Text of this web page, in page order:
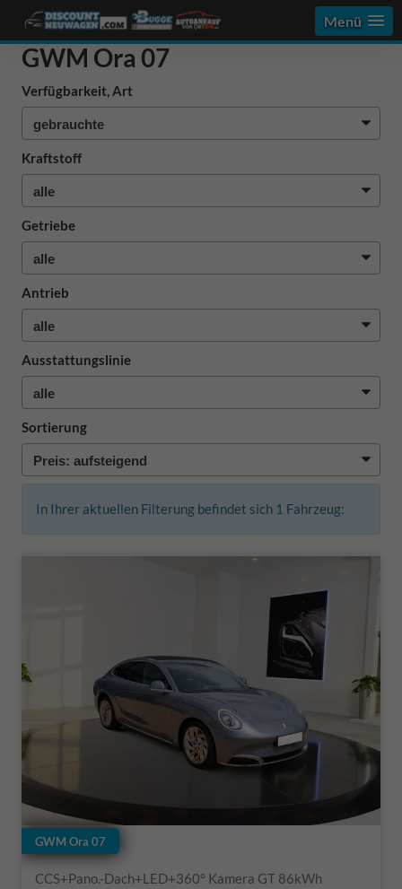
Menü
GWM Ora 07
Verfügbarkeit, Art
Kraftstoff
Getriebe
Antrieb
Ausstattungslinie
Sortierung
In Ihrer aktuellen Filterung befindet sich 1 Fahrzeug:
GWM Ora 07
CCS+Pano.-Dach+LED+360° Kamera GT 86kWh